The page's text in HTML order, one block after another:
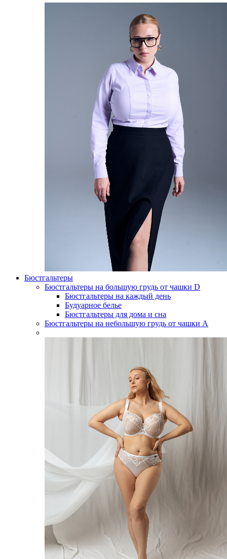
Бюстгальтеры
Бюстгальтеры на большую грудь от чашки D
Бюстгальтеры на каждый день
Будуарное белье
Бюстгальтеры для дома и сна
Бюстгальтеры на небольшую грудь от чашки А